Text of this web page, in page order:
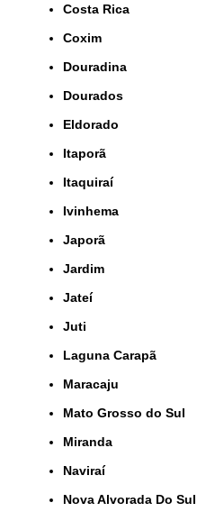
Costa Rica
Coxim
Douradina
Dourados
Eldorado
Itaporã
Itaquiraí
Ivinhema
Japorã
Jardim
Jateí
Juti
Laguna Carapã
Maracaju
Mato Grosso do Sul
Miranda
Naviraí
Nova Alvorada Do Sul